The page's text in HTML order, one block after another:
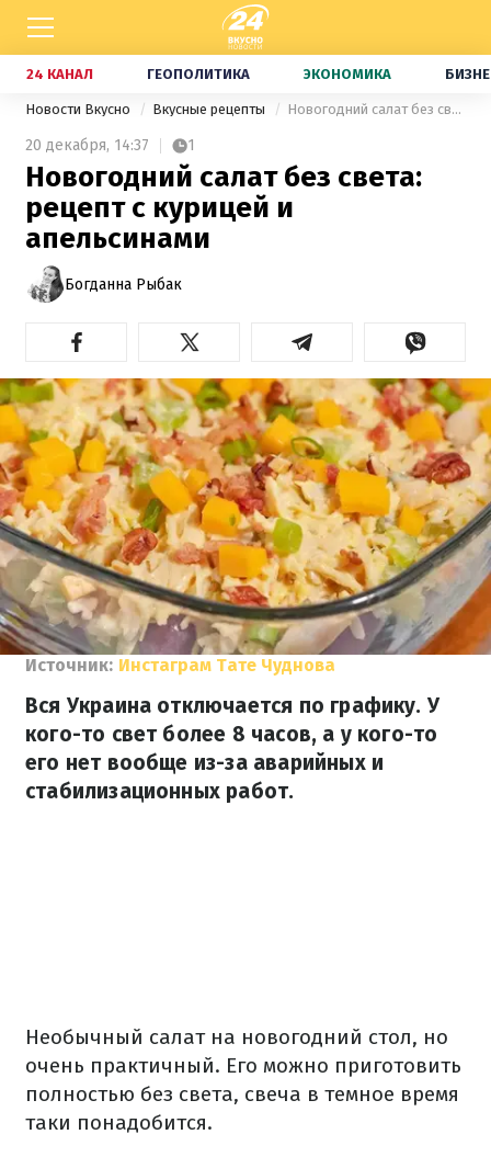
24 КАНАЛ ГЕОПОЛИТИКА ЭКОНОМИКА
Новости Вкусно Вкусные рецепты Новогодний салат без света: рецепт с курицей и апельсинами
20 декабря, 14:37 1
Новогодний салат без света:
рецепт с курицей и
апельсинами
Богданна Рыбак
Источник: Инстаграм Тате Чуднова
Вся Украина отключается по графику. У
кого-то свет более 8 часов, а у кого-то
его нет вообще из-за аварийных и
стабилизационных работ.
Необычный салат на новогодний стол, но
очень практичный. Его можно приготовить
полностью без света, свеча в темное время
таки понадобится.